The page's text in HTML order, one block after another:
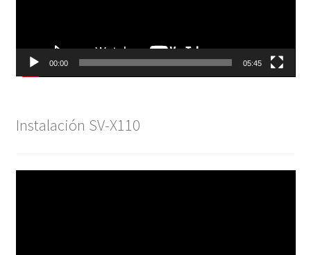
00:00 05:45
Instalación SV-X110